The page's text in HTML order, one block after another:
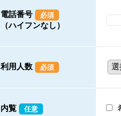
電話番号 必須
（ハイフンなし）
利用人数 必須
内覧 任意